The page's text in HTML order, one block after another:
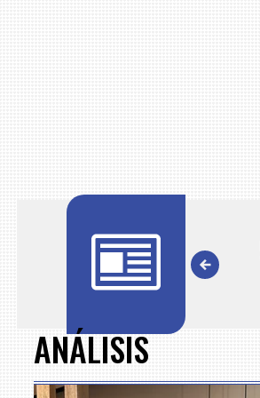
noticias seleccionadas por nuestro equipo editorial
ANÁLISIS